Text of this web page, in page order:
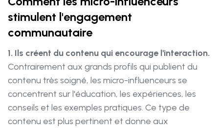
stimulent l'engagement
communautaire
1. Ils créent du contenu qui encourage l'interaction.
Contrairement aux grands profils qui publient du
contenu très soigné, les micro-influenceurs se
concentrent sur l'éducation, les expériences, les
conseils et les exemples pratiques. Ce type de
contenu est plus pertinent et donne aux